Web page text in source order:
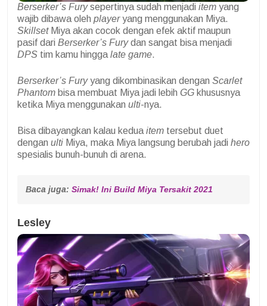
Berserker’s Furysepertinya sudah menjadi item yang
wajib dibawa oleh playeryang menggunakan Miya.
SkillsetMiya akan cocok dengan efek aktif maupun
pasif dari Berserker’s Furydan sangat bisa menjadi
DPS tim kamu hingga late game.
Berserker’s Furyyang dikombinasikan dengan Scarlet
Phantom bisa membuat Miya jadi lebih GG khususnya
ketika Miya menggunakan ulti-nya.
Bisa dibayangkan kalau kedua item tersebut duet
dengan ulti Miya, maka Miya langsung berubah jadi hero
spesialis bunuh-bunuh di arena.
Baca juga: Simak! Ini Build Miya Tersakit 2021
Lesley